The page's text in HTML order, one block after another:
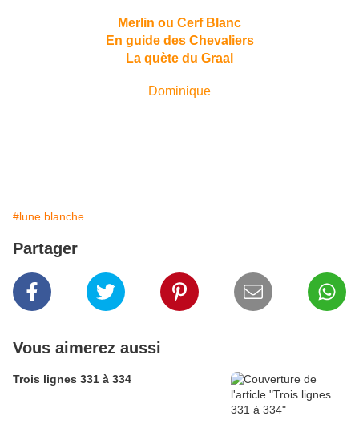
Merlin ou Cerf Blanc
En guide des Chevaliers
La quète du Graal
Dominique
#lune blanche
Partager
Vous aimerez aussi
Trois lignes 331 à 334